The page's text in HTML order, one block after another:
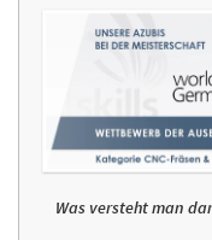
Was versteht man